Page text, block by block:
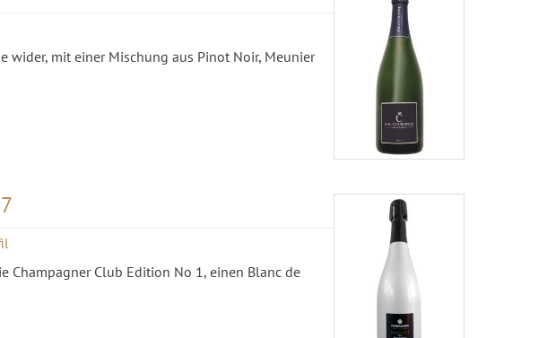
wider, mit einer Mischung aus Pinot Noir, Meunier
Champagner Club Edition No 1, einen Blanc de